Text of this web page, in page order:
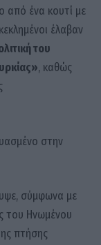
από ένα κουτί με
έλαβαν
του
, καθώς
στην
σύμφωνα με
του Ηνωμένου
πτήσης